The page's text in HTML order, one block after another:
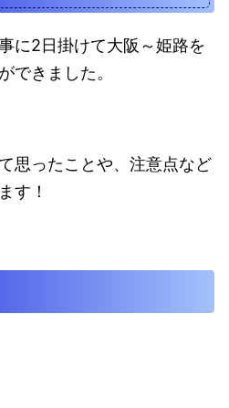
に2日掛けて大阪～姫路を
できました。
思ったことや、注意点など
す！